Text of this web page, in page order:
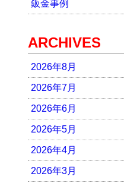
鈑金事例
ARCHIVES
2026年8月
2026年7月
2026年6月
2026年5月
2026年4月
2026年3月